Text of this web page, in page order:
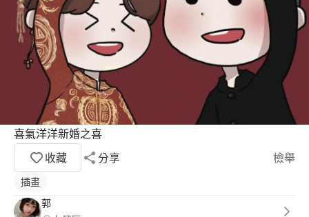
喜氣洋洋新婚之喜
收藏
分享 檢舉
插畫
郭